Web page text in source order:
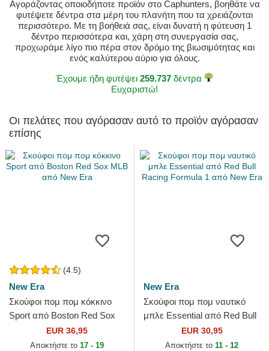
Αγοράζοντας οποιοδήποτε προϊόν στο Caphunters, βοηθάτε να
φυτέψετε δέντρα στα μέρη του πλανήτη που τα χρειάζονται
περισσότερο. Με τη βοήθειά σας, είναι δυνατή η φύτευση 1
δέντρο περισσότερα και, χάρη στη συνεργασία σας,
προχωράμε λίγο πιο πέρα στον δρόμο της βιωσιμότητας και
ενός καλύτερου αύριο για όλους.
Έχουμε ήδη φυτέψει 259.737 δέντρα
Ευχαριστώ!
Οι πελάτες που αγόρασαν αυτό το προϊόν αγόρασαν
επίσης
(4.5)
New Era
Σκούφοι πομ πομ κόκκινο
Sport από Boston Red Sox
MLB από New Era
EUR 36,95
Αποκτήστε το 17 - 19
New Era
Σκούφοι πομ πομ ναυτικό
μπλε Essential από Red Bull
Racing Formula 1 από New
EUR 30,95
Αποκτήστε το 11 - 12